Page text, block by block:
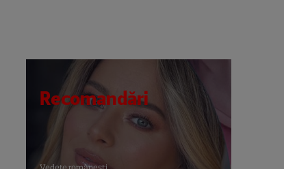
Recomandări